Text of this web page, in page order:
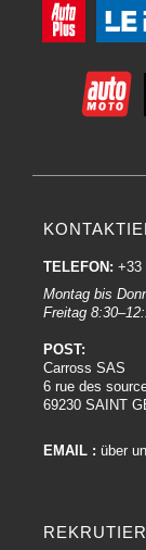
TELEFON: +33
Montag bis
Freitag
POST:
Carross SAS
6 rue des
69230 SAINT
EMAIL : über